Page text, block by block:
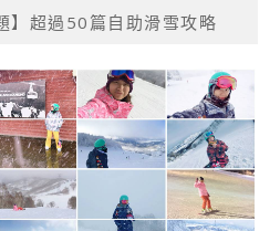
】超過50篇自助滑雪攻略